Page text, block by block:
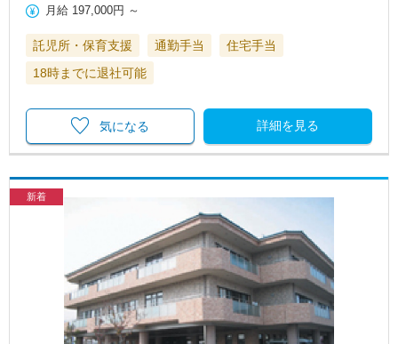
月給 197,000円 ～
託児所・保育支援 通勤手当
住宅手当
18時までに退社可能
詳細を見る
気になる
新着